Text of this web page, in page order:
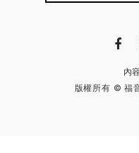
內
版權所有 © 福